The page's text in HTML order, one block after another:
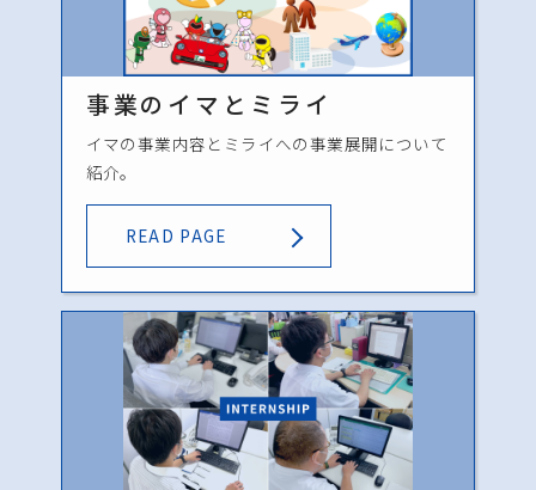
事業のイマとミライ
イマの事業内容とミライへの事業展開について
紹介。
READ PAGE